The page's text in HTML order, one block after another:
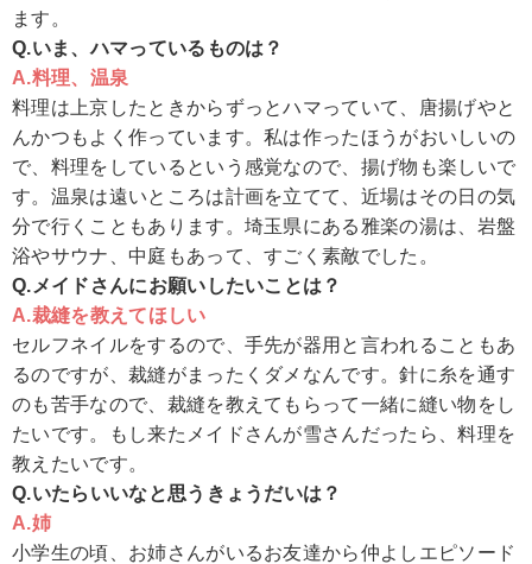
ます。
Q.いま、ハマっているものは？
A.料理、温泉
料理は上京したときからずっとハマっていて、唐揚げやと
んかつもよく作っています。私は作ったほうがおいしいの
で、料理をしているという感覚なので、揚げ物も楽しいで
す。温泉は遠いところは計画を立てて、近場はその日の気
分で行くこともあります。埼玉県にある雅楽の湯は、岩盤
浴やサウナ、中庭もあって、すごく素敵でした。
Q.メイドさんにお願いしたいことは？
A.裁縫を教えてほしい
セルフネイルをするので、手先が器用と言われることもあ
るのですが、裁縫がまったくダメなんです。針に糸を通す
のも苦手なので、裁縫を教えてもらって一緒に縫い物をし
たいです。もし来たメイドさんが雪さんだったら、料理を
教えたいです。
Q.いたらいいなと思うきょうだいは？
A.姉
小学生の頃、お姉さんがいるお友達から仲よしエピソード